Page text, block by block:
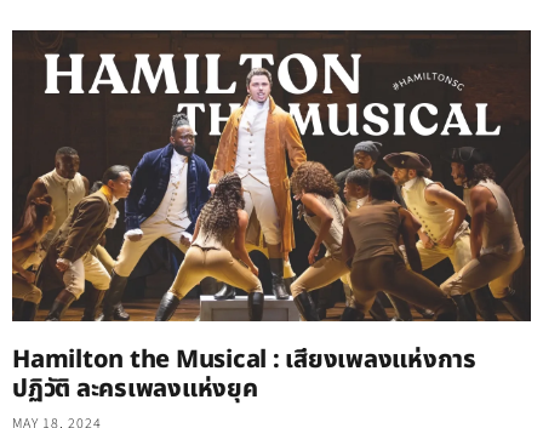
Hamilton the Musical : เสียงเพลงแห่งการ
ปฏิวัติ ละครเพลงแห่งยุค